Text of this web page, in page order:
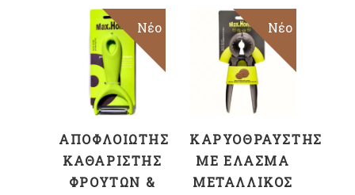
Νέο
ΠΡΟΣΘΉΚΗ
ΣΤΟ ΚΑΛΆΘΙ
ΑΠΟΦΛΟΙΩΤΉΣ
ΚΑΘΑΡΙΣΤΉΣ
ΦΡΟΎΤΩΝ &
Νέο
ΠΡΟΣΘΉΚΗ
ΣΤΟ ΚΑΛΆΘΙ
ΚΑΡΥΟΘΡΑΎΣΤΗΣ
ΜΕ ΈΛΑΣΜΑ
ΜΕΤΑΛΛΙΚΌΣ